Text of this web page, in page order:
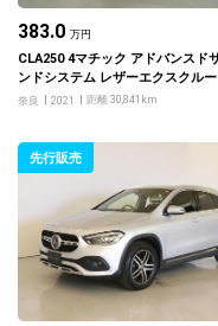
383.0 万円
CLA250 4マチック アドバンスド
ンドシステム レザーエクスクルー
パッケージ ワイヤレスチャージン
奈良 2021 距離 30,841km
先行販売